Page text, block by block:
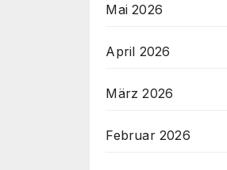
Mai 2026
April 2026
März 2026
Februar 2026